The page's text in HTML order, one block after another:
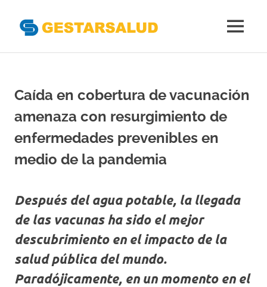
del
de
la
MENÚ
Caída en cobertura de vacunación
amenaza con resurgimiento de
enfermedades prevenibles en
medio de la pandemia
Después del agua potable, la llegada
de las vacunas ha sido el mejor
descubrimiento en el impacto de la
salud pública del mundo.
Paradójicamente, en un momento en el